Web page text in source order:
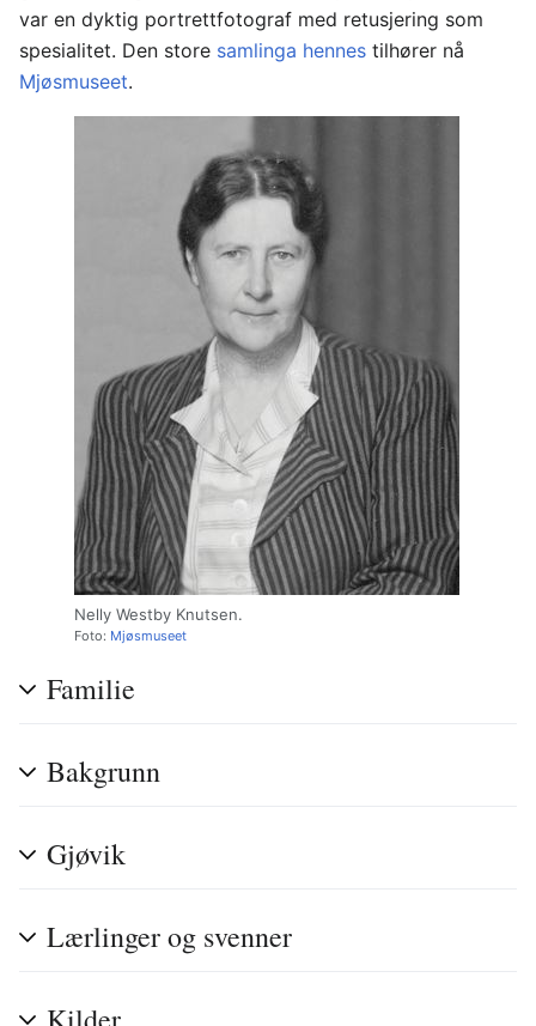
var en dyktig portrettfotograf med retusjering som
spesialitet. Den store samlinga hennes tilhører nå
Mjøsmuseet.
Nelly Westby Knutsen.
Foto: Mjøsmuseet
Familie
Bakgrunn
Gjøvik
Lærlinger og svenner